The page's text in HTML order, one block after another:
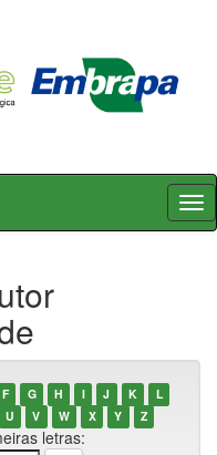
F G H I J K
L
U V W X Y Z
letras: